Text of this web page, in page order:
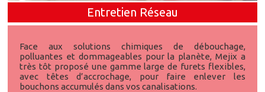
Entretien Réseau
Face aux solutions chimiques de débouchage,
polluantes et dommageables pour la planète, Mejix a
très tôt proposé une gamme large de furets flexibles,
avec têtes d’accrochage, pour faire enlever les
bouchons accumulés dans vos canalisations.